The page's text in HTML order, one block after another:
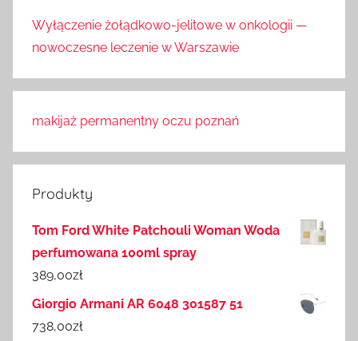
Wyłączenie żołądkowo-jelitowe w onkologii —
nowoczesne leczenie w Warszawie
makijaż permanentny oczu poznań
Produkty
Tom Ford White Patchouli Woman Woda
perfumowana 100ml spray
389,00zł
Giorgio Armani AR 6048 301587 51
738,00zł